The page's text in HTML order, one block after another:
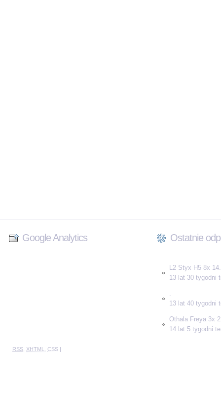
Google Analytics Ostatnie
L2 Styx H5 8x
13 lat 30 tygodni
.
13 lat 40 tygodni
Othala Freya 3x
14 lat 5 tygodni
RSS XHTML CSS